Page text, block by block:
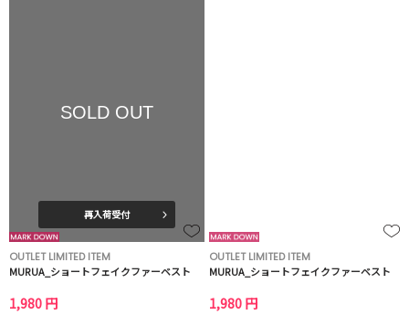
SOLD OUT
再入荷受付
OUTLET LIMITED ITEM
MURUA_ショートフェイクファーベスト
1,980 円
OUTLET LIMITED ITEM
MURUA_ショートフェイクファーベスト
1,980 円